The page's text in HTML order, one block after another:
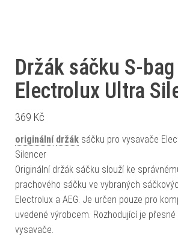
Držák sáčku S-bag
Electrolux Ultra
369 Kč
originální držák sáčku pro vysavače
Silencer
Originální držák sáčku slouží ke
prachového sáčku ve vybraných
Electrolux a AEG. Je určen pouze pro
uvedené výrobcem. Rozhodující je
vysavače.